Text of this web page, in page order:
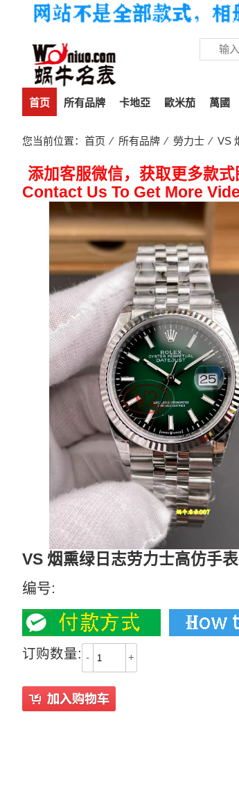
首页 所有品牌 卡地亞 歐米茄 萬國
您当前位置： 首页 ⁄ 所有品牌 ⁄ 勞力士 ⁄ VS
添加客服微信，获取更多款式
Contact Us To Get More
VS 烟熏绿日志劳力士高仿手
编号:
订购数量: - +